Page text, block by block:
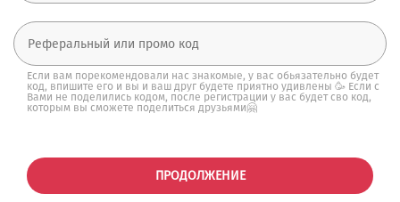
Если вам порекомендовали нас знакомые, у вас обьязательно будет
код, впишите его и вы и ваш друг будете приятно удивлены 🥳 Если с
Вами не поделились кодом, после регистрации у вас будет сво код,
которым вы сможете поделиться друзьями🤗
ПРОДОЛЖЕНИЕ